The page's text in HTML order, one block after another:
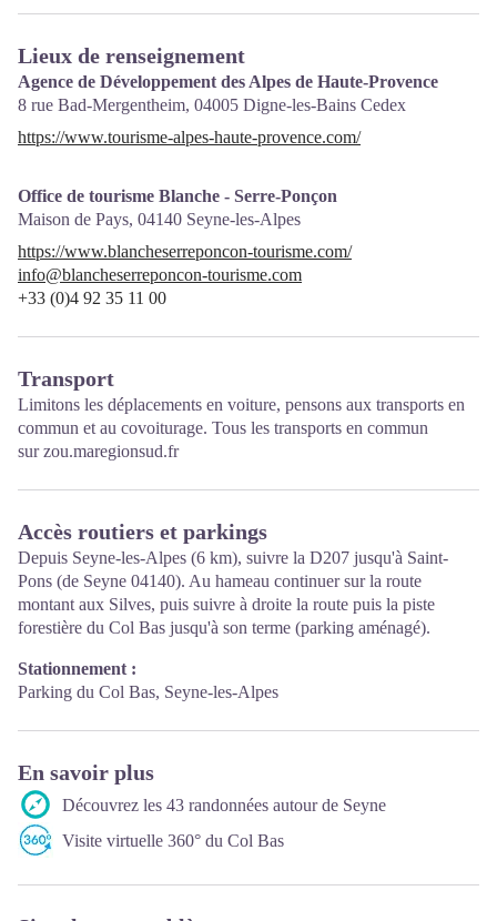
Lieux de renseignement
Agence de Développement des Alpes de Haute-Provence
8 rue Bad-Mergentheim, 04005 Digne-les-Bains Cedex
https://www.tourisme-alpes-haute-provence.com/
Office de tourisme Blanche - Serre-Ponçon
Maison de Pays, 04140 Seyne-les-Alpes
https://www.blancheserreponcon-tourisme.com/
info@blancheserreponcon-tourisme.com
+33 (0)4 92 35 11 00
Transport
Limitons les déplacements en voiture, pensons aux transports en
commun et au covoiturage. Tous les transports en commun
surzou.maregionsud.fr
Accès routiers et parkings
Depuis Seyne-les-Alpes (6 km), suivre la D207 jusqu'à Saint-
Pons (de Seyne 04140). Au hameau continuer sur la route
montant aux Silves, puis suivre à droite la route puis la piste
forestière du Col Bas jusqu'à son terme (parking aménagé).
Stationnement :
Parking du Col Bas, Seyne-les-Alpes
En savoir plus
Découvrez les 43 randonnées autour de Seyne
Visite virtuelle 360° du Col Bas